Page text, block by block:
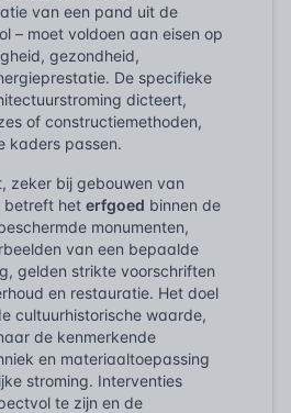
van een pand uit de
– moet voldoen aan eisen op
gezondheid,
De specifieke
dicteert,
of constructiemethoden,
kaders passen.
zeker bij gebouwen van
betreft het erfgoed binnen de
monumenten,
van een bepaalde
gelden strikte voorschriften
en restauratie. Het doel
cultuurhistorische waarde,
de kenmerkende
en materiaaltoepassing
stroming. Interventies
te zijn en de